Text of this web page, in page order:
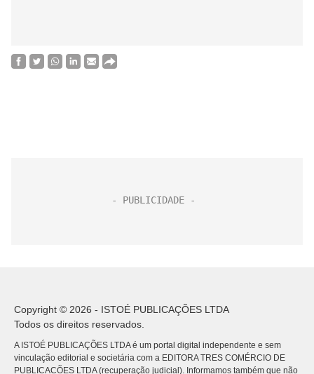
Copyright © 2026 - ISTOÉ PUBLICAÇÕES LTDA
Todos os direitos reservados.
A ISTOÉ PUBLICAÇÕES LTDA é um portal digital independente e sem
vinculação editorial e societária com a EDITORA TRES COMÉRCIO DE
PUBLICACÕES LTDA (recuperação judicial). Informamos também que não